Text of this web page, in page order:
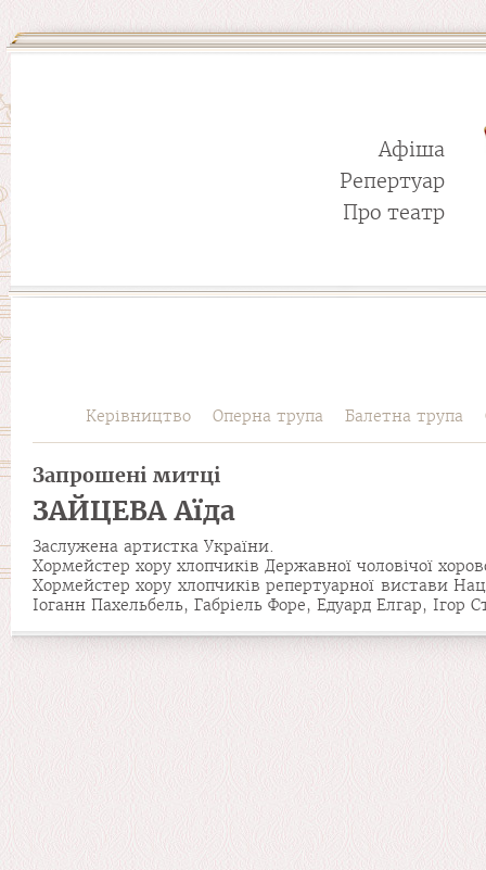
Афіша
Репертуар
Про театр
Керівництво Оперна трупа Балетна трупа
Запрошені митці
ЗАЙЦЕВА Аїда
Заслужена артистка України.
Хормейстер хору хлопчиків Державної чоловічої
Хормейстер хору хлопчиків репертуарної вистави
Іоганн Пахельбель, Габріель Форе, Едуард Елгар, Ігор